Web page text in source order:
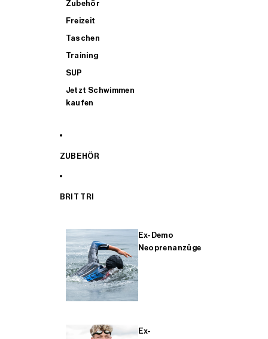
Zubehör
Freizeit
Taschen
Training
SUP
Jetzt Schwimmen
kaufen
ZUBEHÖR
BRIT TRI
Ex-Demo
Neoprenanzüge
Ex-